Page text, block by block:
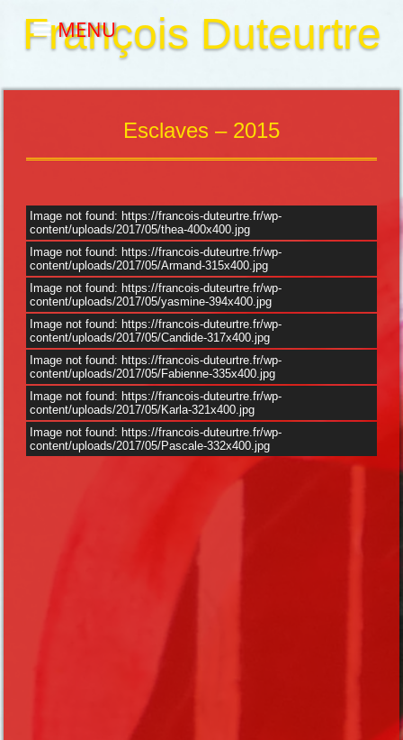
MENU
François Duteurtre
Esclaves – 2015
Image not found: https://francois-duteurtre.fr/wp-
content/uploads/2017/05/thea-400x400.jpg
Image not found: https://francois-duteurtre.fr/wp-
content/uploads/2017/05/Armand-315x400.jpg
Image not found: https://francois-duteurtre.fr/wp-
content/uploads/2017/05/yasmine-394x400.jpg
Image not found: https://francois-duteurtre.fr/wp-
content/uploads/2017/05/Candide-317x400.jpg
Image not found: https://francois-duteurtre.fr/wp-
content/uploads/2017/05/Fabienne-335x400.jpg
Image not found: https://francois-duteurtre.fr/wp-
content/uploads/2017/05/Karla-321x400.jpg
Image not found: https://francois-duteurtre.fr/wp-
content/uploads/2017/05/Pascale-332x400.jpg